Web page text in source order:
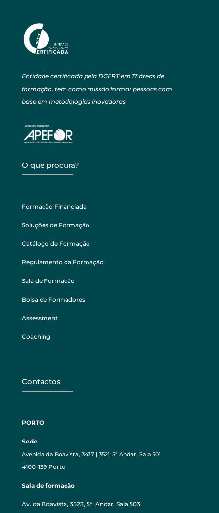
Entidade certificada pela DGERT em 17 áreas de
formação, tem como missão formar pessoas com
base em metodologias inovadoras
O que procura?
Formação Financiada
Soluções de Formação
Catálogo de Formação
Regulamento da Formação
Sala de Formação
Bolsa de Formadores
Assessment
Coaching
Contactos
PORTO
Sede
Avenida da Boavista, 3477 | 3521, 5º Andar, Sala 501
4100-139 Porto
Sala de formação
Av. da Boavista, 3523, 5º. Andar, Sala 503